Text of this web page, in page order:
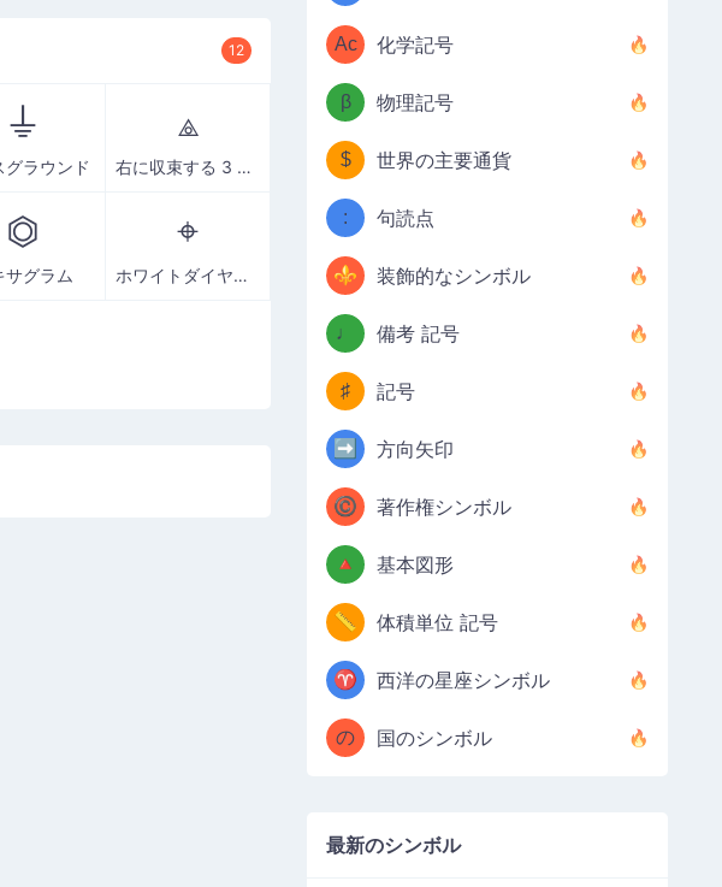
12
⏚
グラウンド
⟁
右に収束する 3 本の線
⏣
サグラム
⌖
ホワイトダイヤモンド入りブラックスモールダイヤモンド
Ac 化学記号
β 物理記号
$ 世界の主要通貨
: 句読点
⚜ 装飾的なシンボル
♩ 備考 記号
♯ 記号
➡️ 方向矢印
©️ 著作権シンボル
🔺 基本図形
📏 体積単位 記号
♈ 西洋の星座シンボル
の 国のシンボル
最新のシンボル